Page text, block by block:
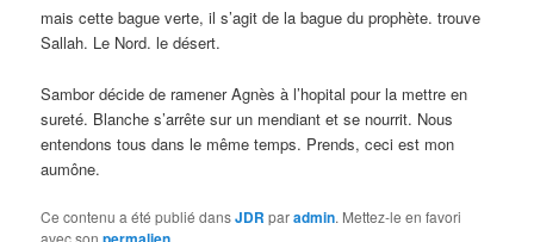
mais cette bague verte, il s’agit de la bague du prophète. trouve
Sallah. Le Nord. le désert.
Sambor décide de ramener Agnès à l’hopital pour la mettre en
sureté. Blanche s’arrête sur un mendiant et se nourrit. Nous
entendons tous dans le même temps. Prends, ceci est mon
aumône.
Ce contenu a été publié dansJDR paradmin. Mettez-le en favori
avec son
.